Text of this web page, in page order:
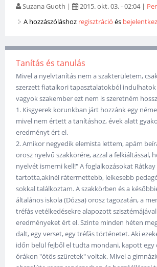
Suzana Guoth | 2015. okt. 03. - 02:04|
A hozzászóláshoz regisztráció és
Tanítás és tanulás
Mivel a nyelvtanítás nem a szakterületem,
szerzett fiatalkori tapasztalatokból indulhatok
vagyok szakember ezt nem is szeretném
1. Kisgyerek korunkban járt hozzánk egy
mivel nem értett a tanításhoz, évek alatt
eredményt ért el.
2. Amikor negyedik elemista lettem, apám
orosz nyelvű szakkörére, azzal a felkiáltással,
nyelvét ismerni kell!" A foglalkozásokat
tartotta,akinél rátermettebb, lelkesebb
sokkal találkoztam. A szakkörben és a
általános iskola (Dózsa) orosz tagozatán, a
tréfás vetélkedésekre alapozott
eredményeket ért el. Szinte minden héten
dalt, egy verset, egy tréfás történetet. Aki
időn belül fejből el tudta mondani, kapott egy
órákon "ötös szüretek" voltak. Mivel a